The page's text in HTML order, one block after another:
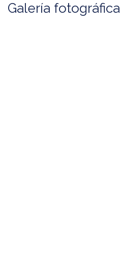
Galería fotográfica